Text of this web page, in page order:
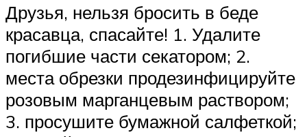
Друзья, нельзя бросить в беде
красавца, спасайте! 1. Удалите
погибшие части секатором; 2.
места обрезки продезинфицируйте
розовым марганцевым раствором;
3. просушите бумажной салфеткой;